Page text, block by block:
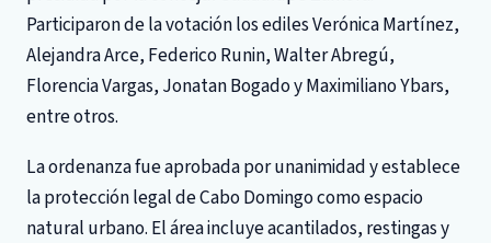
Participaron de la votación los ediles Verónica Martínez,
Alejandra Arce, Federico Runin, Walter Abregú,
Florencia Vargas, Jonatan Bogado y Maximiliano Ybars,
entre otros.
La ordenanza fue aprobada por unanimidad y establece
la protección legal de Cabo Domingo como espacio
natural urbano. El área incluye acantilados, restingas y